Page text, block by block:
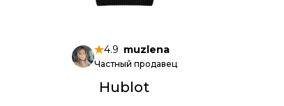
4.9 muzlena
Частный продавец
Hublot